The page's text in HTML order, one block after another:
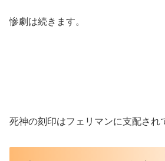
惨劇は続きます。
死神の刻印はフェリマンに支配され